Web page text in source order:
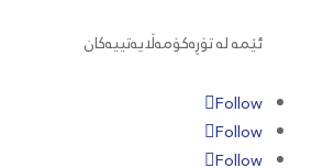
ئێمە لە تۆڕەکۆمەڵایەتییەکان
Follow
Follow
Follow